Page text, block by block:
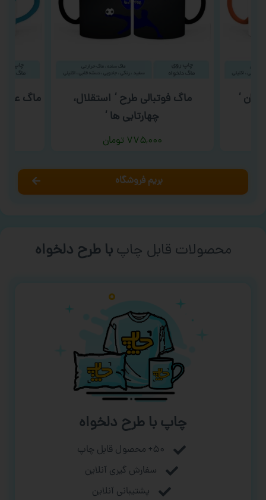
‘
ماگ فوتبالی طرح ‘ استقلال،
چهارتایی ها ‘
۷۷۵,۰۰۰ تومان
ماگ عید
بریم فروشگاه
محصولات قابل چاپ با طرح دلخواه
چاپ با طرح دلخواه
۵۰+ محصول قابل چاپ
سفارش گیری آنلاین
پشتیبانی آنلاین